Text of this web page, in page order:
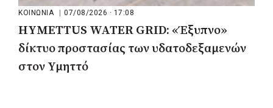
ΚΟΙΝΩΝΙΑ 07/08/2026 · 17:08
HYMETTUS WATER GRID: «Έξυπνο»
δίκτυο προστασίας των υδατοδεξαμενών
στον Υμηττό